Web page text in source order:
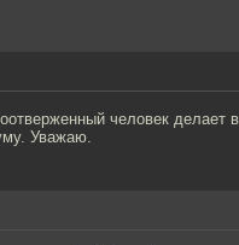
человек делает
Уважаю.